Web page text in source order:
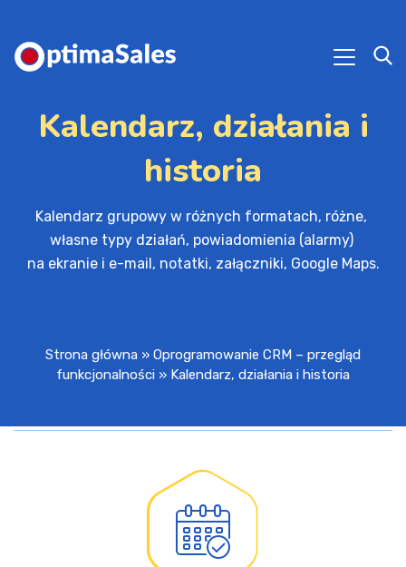
Kalendarz, działania i
historia
Kalendarz grupowy w różnych formatach, różne,
własne typy działań, powiadomienia (alarmy)
na ekranie i e-mail, notatki, załączniki, Google Maps.
Strona główna » Oprogramowanie CRM – przegląd
funkcjonalności » Kalendarz, działania i historia